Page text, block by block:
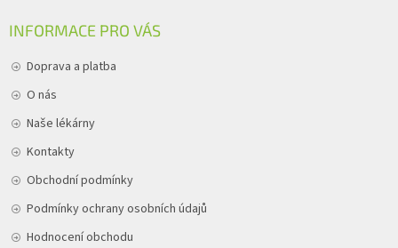
INFORMACE PRO VÁS
Doprava a platba
O nás
Naše lékárny
Kontakty
Obchodní podmínky
Podmínky ochrany osobních údajů
Hodnocení obchodu